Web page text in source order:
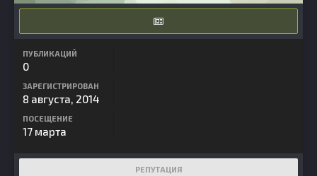
ПУБЛИКАЦИЙ
0
ЗАРЕГИСТРИРОВАН
8 августа, 2014
ПОСЕЩЕНИЕ
17 марта
РЕПУТАЦИЯ